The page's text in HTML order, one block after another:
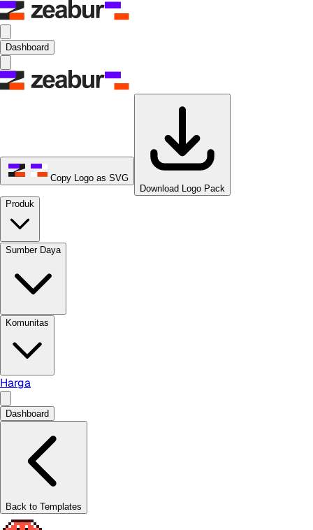
Dashboard
Copy Logo as SVG
Download Logo Pack
Produk
Sumber Daya
Komunitas
Harga
Dashboard
Back to Templates